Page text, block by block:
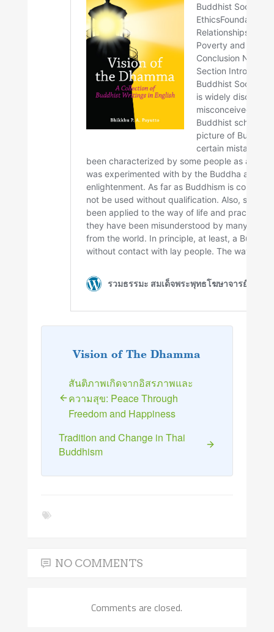
Vision of The Dhamma
สันติภาพเกิดจากอิสรภาพและ
ความสุข: Peace Through
Freedom and Happiness
Tradition and Change in Thai
Buddhism
NO COMMENTS
Comments are closed.